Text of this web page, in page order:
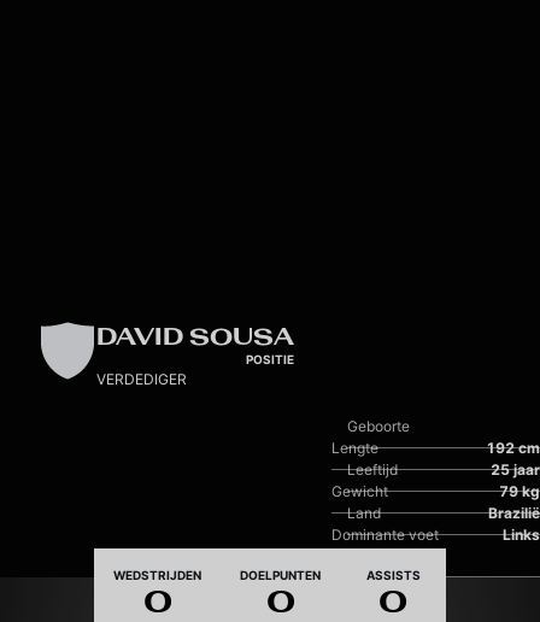
DAVID SOUSA
POSITIE
VERDEDIGER
Lengte 192 cm
Gewicht 79 kg
Dominante voet Links
Geboorte
Leeftijd 25 jaar
Land Brazilië
WEDSTRIJDEN
0
DOELPUNTEN
0
ASSISTS
0